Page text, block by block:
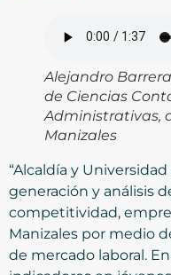
Alejandro
de Ciencias
Administrativas,
Manizales
“Alcaldía y
generación y análisis
competitividad,
Manizales por medio
de mercado laboral.